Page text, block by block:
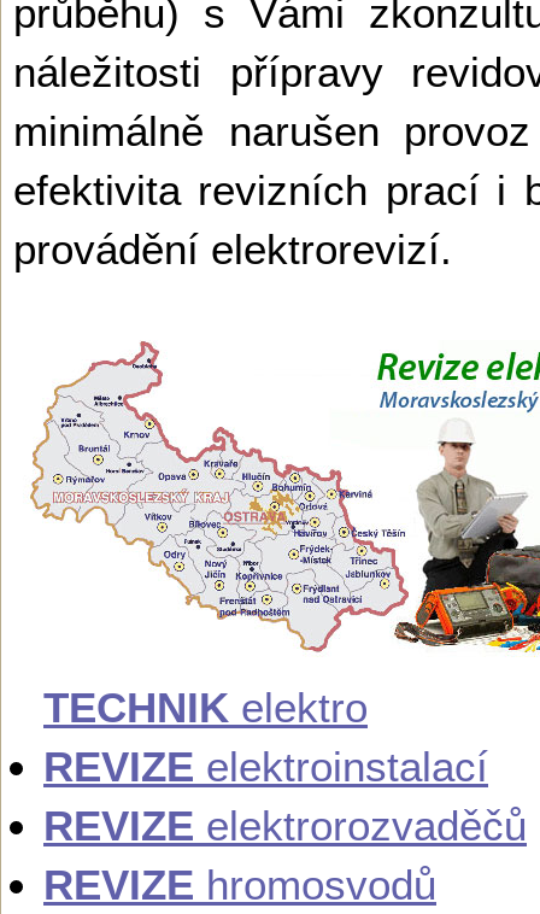
průběhu) s Vámi
náležitosti přípravy
minimálně narušen
efektivita revizních prací i
provádění elektrorevizí.
TECHNIK elektro
REVIZE elektroinstalací
REVIZE elektrorozvaděčů
REVIZE hromosvodů